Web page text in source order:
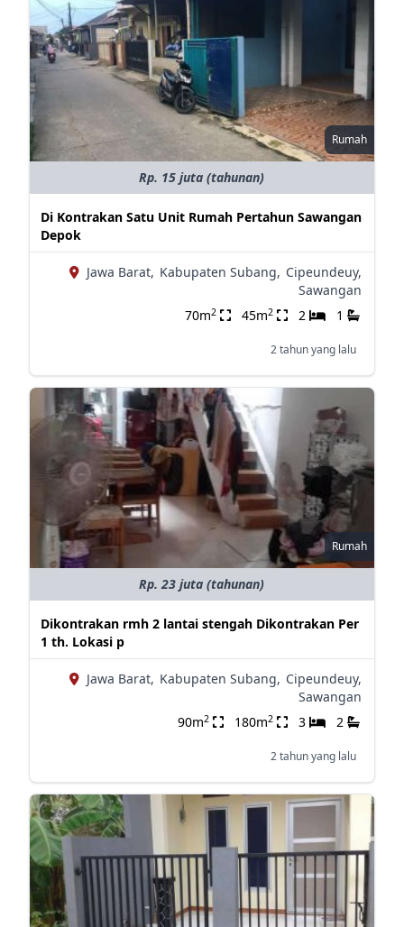
Rumah
Rp. 15 juta (tahunan)
Di Kontrakan Satu Unit Rumah Pertahun Sawangan
Depok
Jawa Barat, Kabupaten Subang, Cipeundeuy,
Sawangan
70m2 45m2 2 1
2 tahun yang lalu
Rumah
Rp. 23 juta (tahunan)
Dikontrakan rmh 2 lantai stengah Dikontrakan Per
1 th. Lokasi p
Jawa Barat, Kabupaten Subang, Cipeundeuy,
Sawangan
90m2 180m2 3 2
2 tahun yang lalu